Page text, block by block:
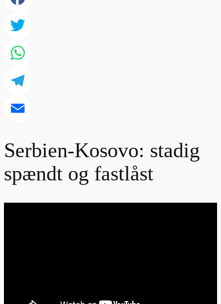
Facebook
Twitter
WhatsApp
Telegram
Serbien-Kosovo: stadig
spændt og fastlåst